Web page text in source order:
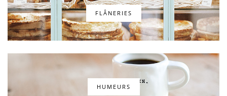
FLÂNERIES
HUMEURS